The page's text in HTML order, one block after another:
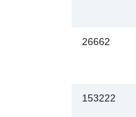
26662
153222